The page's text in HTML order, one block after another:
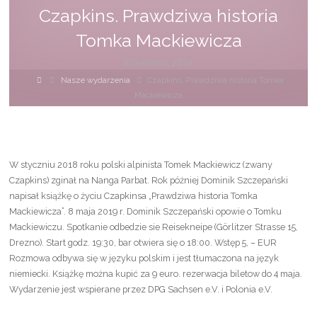
Czapkins. Prawdziwa historia
Tomka Mackiewicza
StronaNasze wydarzenia
Czapkins. Prawdziwa historia Tomka
Mackiewicza
W styczniu 2018 roku polski alpinista Tomek Mackiewicz (zwany
Czapkins) zginał na Nanga Parbat. Rok później Dominik Szczepański
napisał książkę o życiu Czapkinsa „Prawdziwa historia Tomka
Mackiewicza”. 8 maja 2019 r. Dominik Szczepański opowie o Tomku
Mackiewiczu. Spotkanie odbedzie sie Reisekneipe (Görlitzer Strasse 15,
Drezno). Start godz. 19:30, bar otwiera się o 18:00. Wstęp 5, – EUR
Rozmowa odbywa się w języku polskim i jest tłumaczona na język
niemiecki. Książkę można kupić za 9 euro. rezerwacja biletow do 4 maja.
Wydarzenie jest wspierane przez DPG Sachsen e.V. i Polonia e.V.